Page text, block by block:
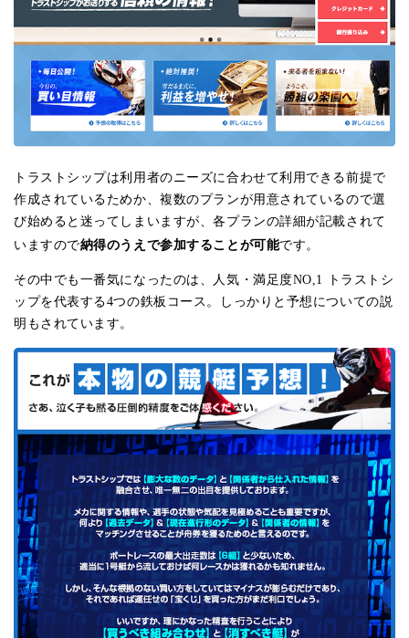
トラストシップは利用者のニーズに合わせて利用できる前提で
作成されているためか、複数のプランが用意されているので選
び始めると迷ってしまいますが、各プランの詳細が記載されて
いますので納得のうえで参加することが可能です。
その中でも一番気になったのは、人気・満足度NO,1 トラストシ
ップを代表する4つの鉄板コース。しっかりと予想についての説
明もされています。